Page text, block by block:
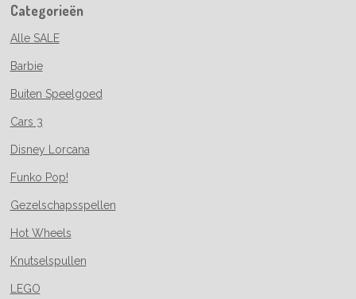
Categorieën
Alle SALE
Barbie
Buiten Speelgoed
Cars 3
Disney Lorcana
Funko Pop!
Gezelschapsspellen
Hot Wheels
Knutselspullen
LEGO